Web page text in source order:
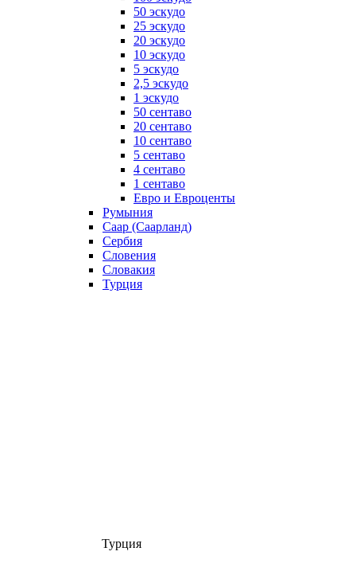
50 эскудо
25 эскудо
20 эскудо
10 эскудо
5 эскудо
2,5 эскудо
1 эскудо
50 сентаво
20 сентаво
10 сентаво
5 сентаво
4 сентаво
1 сентаво
Евро и Евроценты
Румыния
Саар (Саарланд)
Сербия
Словения
Словакия
Турция
Турция